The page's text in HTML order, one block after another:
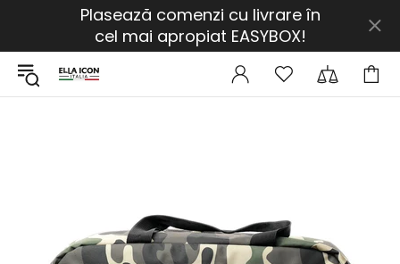
Plasează comenzi cu livrare în
cel mai apropiat EASYBOX!